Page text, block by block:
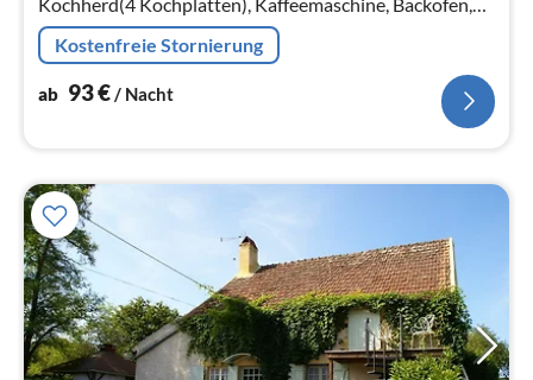
Mikrowelle, Kühl-/Gefrierkombination,
Waschmaschine)
Kostenfreie Stornierung
ab 93€/ Nacht